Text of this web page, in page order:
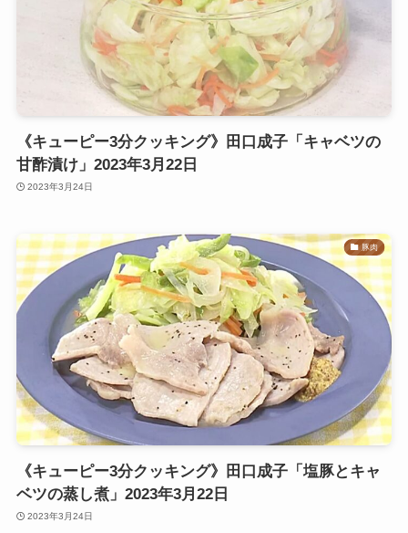
《キューピー3分クッキング》田口成子「キャベツの
甘酢漬け」2023年3月22日
2023年3月24日
豚肉
《キューピー3分クッキング》田口成子「塩豚とキャ
ベツの蒸し煮」2023年3月22日
2023年3月24日